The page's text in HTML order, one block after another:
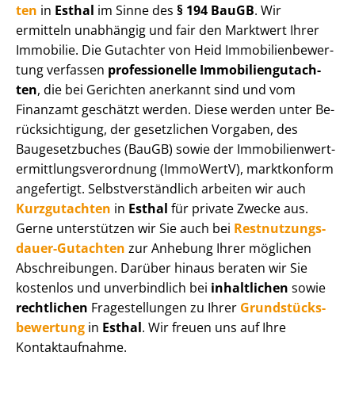
ten in Esthal im Sinne des § 194 BauGB. Wir
ermitteln unabhängig und fair den Marktwert Ihrer
Immobilie. Die Gutachter von Heid Im­mo­bi­li­en­be­wer­
tung verfassen professionelle Im­mo­bi­li­en­gut­ach­
ten, die bei Gerichten anerkannt sind und vom
Finanzamt geschätzt werden. Diese werden unter Be­
rück­sich­ti­gung, der gesetzlichen Vorgaben, des
Baugesetzbuches (BauGB) sowie der Im­mo­bi­li­en­wert­
ermitt­lungs­ver­ord­nung (ImmoWertV), marktkonform
angefertigt. Selbst­ver­ständ­lich arbeiten wir auch
Kurzgutachten in Esthal für private Zwecke aus.
Gerne unterstützen wir Sie auch bei Rest­nut­zungs­
dau­er-Gutachten zur Anhebung Ihrer möglichen
Abschreibungen. Darüber hinaus beraten wir Sie
kostenlos und unverbindlich bei inhaltlichen sowie
rechtlichen Fragestellungen zu Ihrer Grund­stücks­
be­wer­tung in Esthal. Wir freuen uns auf Ihre
Kontaktaufnahme.